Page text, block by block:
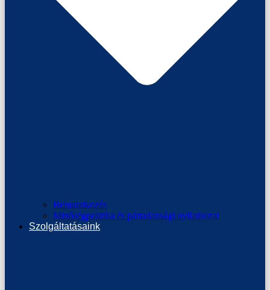
Bemutatkozás
Minőségpolitika és pártatlansági nyilatkozat
Szolgáltatásaink